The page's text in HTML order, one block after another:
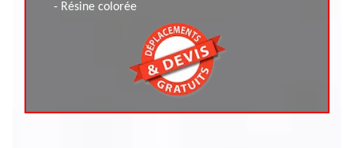
- Résine colorée